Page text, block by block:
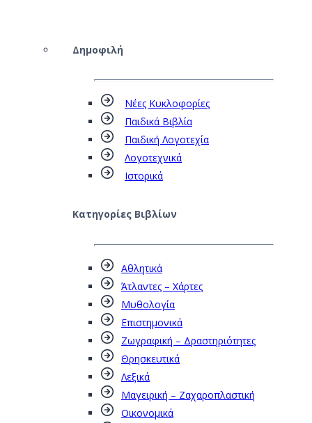
Δημοφιλή
Νέες Κυκλοφορίες
Παιδικά Βιβλία
Παιδική Λογοτεχία
Λογοτεχνικά
Ιστορικά
Κατηγορίες Βιβλίων
Αθλητικά
Άτλαντες – Χάρτες
Μυθολογία
Επιστημονικά
Ζωγραφική – Δραστηριότητες
Θρησκευτικά
Λεξικά
Μαγειρική – Ζαχαροπλαστική
Οικονομικά